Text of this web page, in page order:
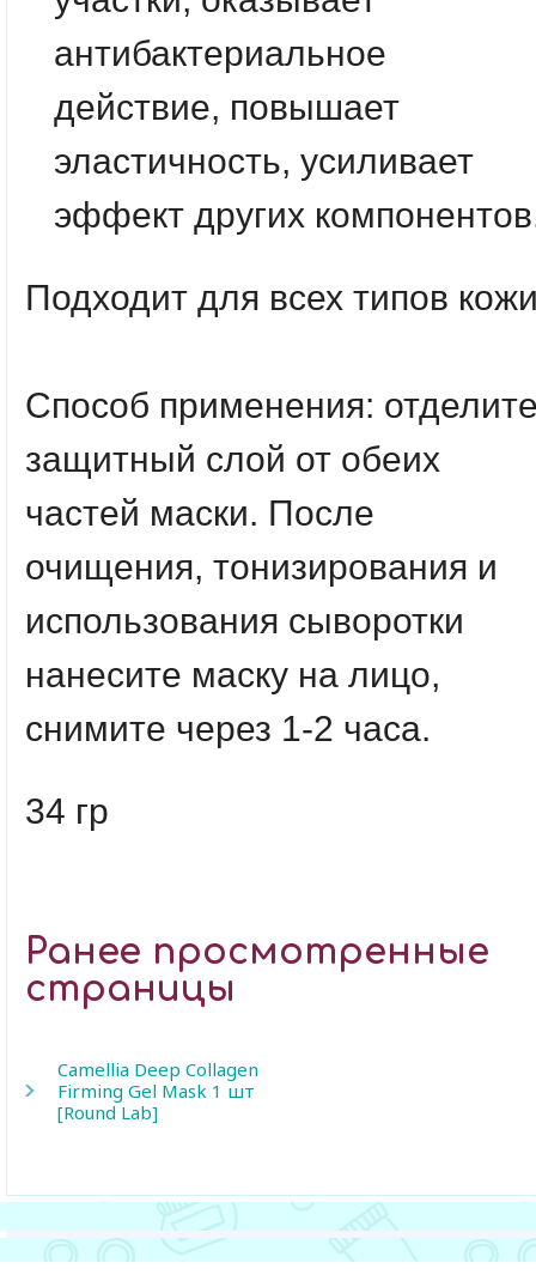
антибактериальное
действие, повышает
эластичность, усиливает
эффект других
Подходит для всех типов
Способ применения:
защитный слой от обеих
частей маски. После
очищения, тонизирования и
использования сыворотки
нанесите маску на лицо,
снимите через 1-2 часа.
34 гр
Ранее просмотренные
страницы
Camellia Deep Collagen
Firming Gel Mask 1 шт
[Round Lab]